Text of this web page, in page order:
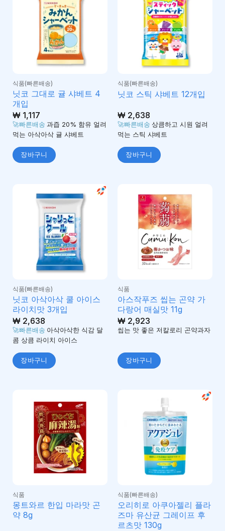
식품(빠른배송)
닛코 그대로 귤 샤베트 4
개입
₩1,117
🚀빠른배송 과즙 20% 함유 얼려
먹는 아삭아삭 귤 샤베트
장바구니
식품(빠른배송)
닛코 스틱 샤베트 12개입
₩2,638
🚀빠른배송 상큼하고 시원 얼려
먹는 스틱 샤베트
장바구니
식품(빠른배송)
닛코 아삭아삭 쿨 아이스
라이치맛 3개입
₩2,638
🚀빠른배송 아삭아삭한 식감 달
콤 상큼 라이치 아이스
장바구니
식품
아스작푸즈 씹는 곤약 가
다랑어 매실맛 11g
₩2,923
씹는 맛 좋은 저칼로리 곤약과자
장바구니
식품
몽트와르 한입 마라맛 곤
약 8g
식품(빠른배송)
오리히로 아쿠아젤리 플라
즈마 유산균 그레이프 후
르츠맛 130g